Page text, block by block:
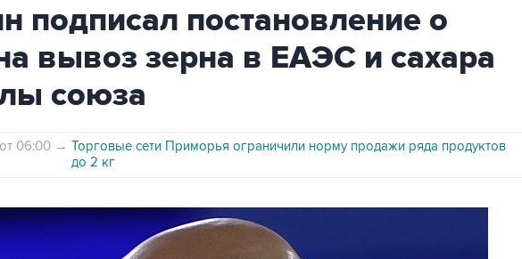
подписал постановление о
вывоз зерна в ЕАЭС и сахара
союза
06:00 → Торговые сети Приморья ограничили норму продажи ряда продуктов
до 2 кг